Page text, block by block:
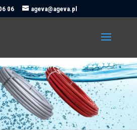
06 ageva@ageva.pl